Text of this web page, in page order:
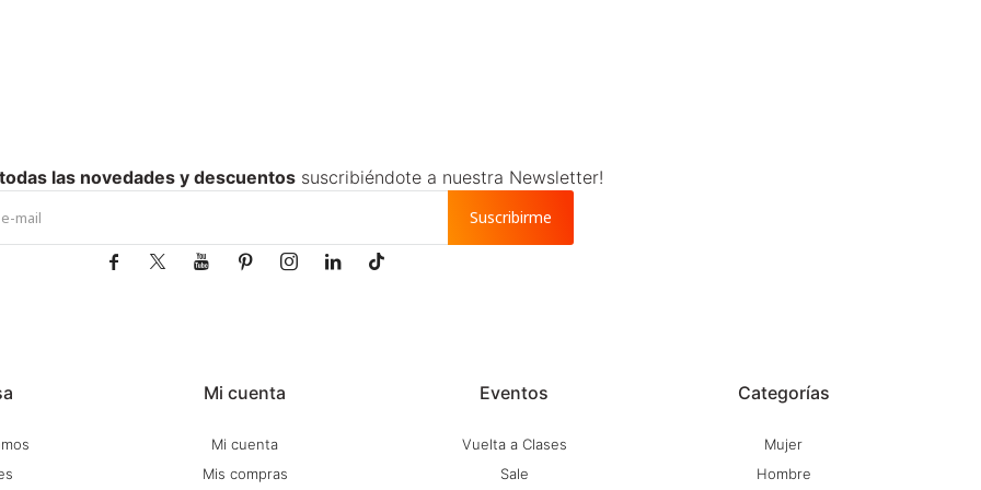
Mi cuenta
Mi cuenta
Mis compras
Eventos
Vuelta a Clases
Sale
Categorías
Mujer
Hombre
las novedades y descuentossuscribiéndote a nuestra Newsletter!
Suscribirme
      